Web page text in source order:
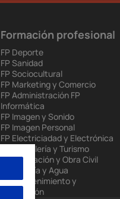
Formación profesional
FP Deporte
FP Sanidad
FP Sociocultural
FP Marketing y Comercio
FP Administración FP
Informática
FP Imagen y Sonido
FP Imagen Personal
FP Electriciadad y Electrónica
FP Hostelería y Turismo
FP Edificación y Obra Civil
FP Energía y Agua
FP Mantenimiento y
Producción